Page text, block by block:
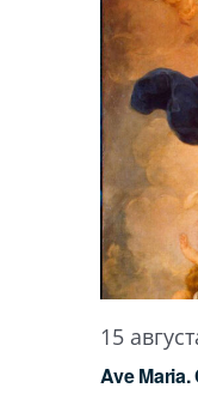
15
Ave